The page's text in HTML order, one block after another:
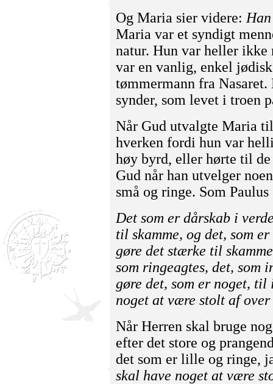
Og Maria sier videre:
Maria var et syndigt
natur. Hun var heller ikke
var en vanlig, enkel
tømmermann fra
synder, som levet i troen
Når Gud utvalgte Maria
hverken fordi hun var
høy byrd, eller hørte til
Gud når han utvelger
små og ringe. Som
Det som er dårskab i
til skamme, og det, som
gøre det stærke til
som ringeagtes, det, som
gøre det, som er noget,
noget at være stolt af
Når Herren skal bruge
efter det store og
det som er lille og ringe,
skal have noget at være